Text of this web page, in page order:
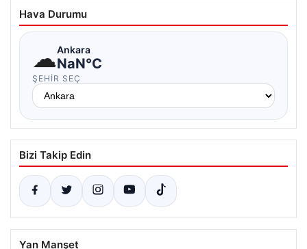
Hava Durumu
☁Ankara
NaN°C
ŞEHIR SEÇ
Bizi Takip Edin
Yan Manşet